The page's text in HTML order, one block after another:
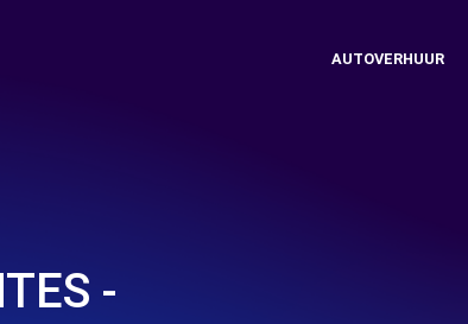
AUTOVERHUUR
-